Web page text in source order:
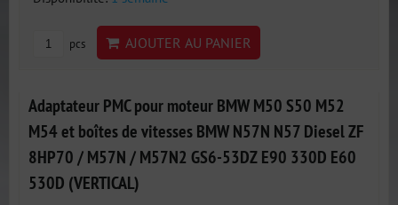
pcs AJOUTER AU PANIER
Adaptateur PMC pour moteur BMW M50 S50 M52
M54 et boîtes de vitesses BMW N57N N57 Diesel ZF
8HP70 / M57N / M57N2 GS6-53DZ E90 330D E60
530D (VERTICAL)